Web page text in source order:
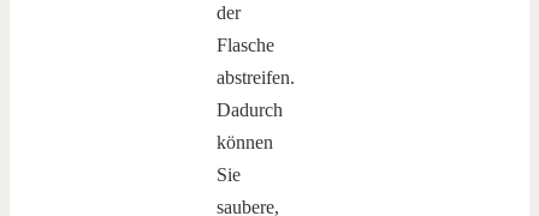
der
Flasche
abstreifen.
Dadurch
können
Sie
saubere,